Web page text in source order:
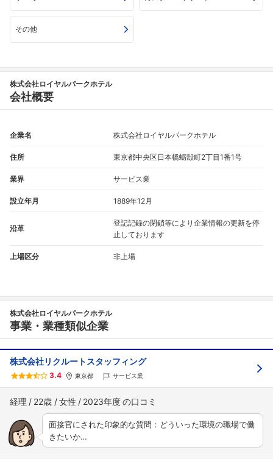
フォローしました
その他
株式会社ロイヤルパークホテル
会社概要
企業名 株式会社ロイヤルパークホテル
住所 東京都中央区日本橋蛎殻町2丁目1番1号
業界 サービス業
設立年月 1889年12月
沿革
登記記録の閉鎖等により企業情報の更新を停
止しております
上場区分 非上場
株式会社ロイヤルパークホテル
事業・業種類似企業
株式会社リクルートスタッフィング
3.4 東京都 サービス業
経理 22歳 女性 2023年度
面接官にされた印象的な質問：どういった環境の職場で働
きたいか…